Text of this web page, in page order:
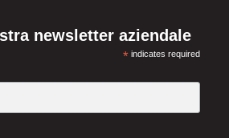
newsletter aziendale
*indicates required